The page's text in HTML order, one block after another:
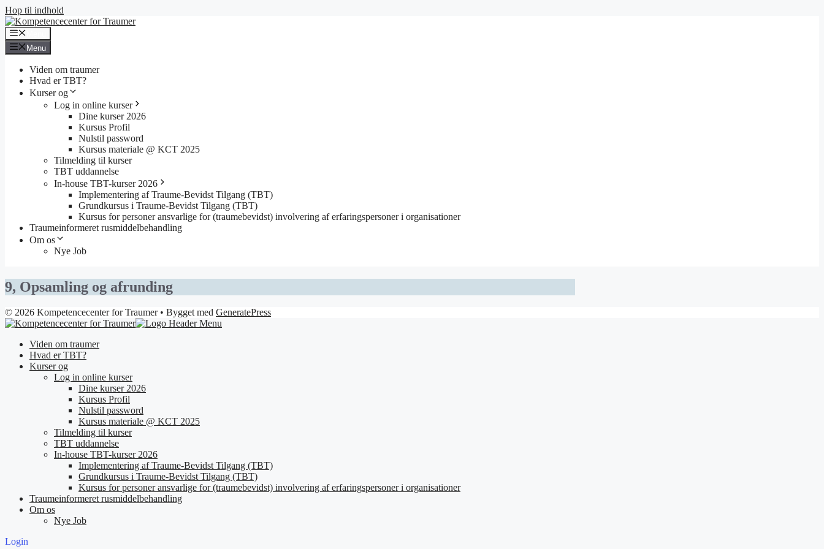
Hop til indhold
Menu
Viden om traumer
Hvad er TBT?
Kurser og
Log in online kurser
Dine kurser 2026
Kursus Profil
Nulstil password
Kursus materiale @ KCT 2025
Tilmelding til kurser
TBT uddannelse
In-house TBT-kurser 2026
Implementering af Traume-Bevidst Tilgang (TBT)
Grundkursus i Traume-Bevidst Tilgang (TBT)
Kursus for personer ansvarlige for (traumebevidst) involvering af erfaringspersoner i organisationer
Traumeinformeret rusmiddelbehandling
Om os
Nye Job
9, Opsamling og afrunding
© 2026 Kompetencecenter for Traumer• Bygget med GeneratePress
Viden om traumer
Hvad er TBT?
Kurser og
Log in online kurser
Dine kurser 2026
Kursus Profil
Nulstil password
Kursus materiale @ KCT 2025
Tilmelding til kurser
TBT uddannelse
In-house TBT-kurser 2026
Implementering af Traume-Bevidst Tilgang (TBT)
Grundkursus i Traume-Bevidst Tilgang (TBT)
Kursus for personer ansvarlige for (traumebevidst) involvering af erfaringspersoner i organisationer
Traumeinformeret rusmiddelbehandling
Om os
Nye Job
Login